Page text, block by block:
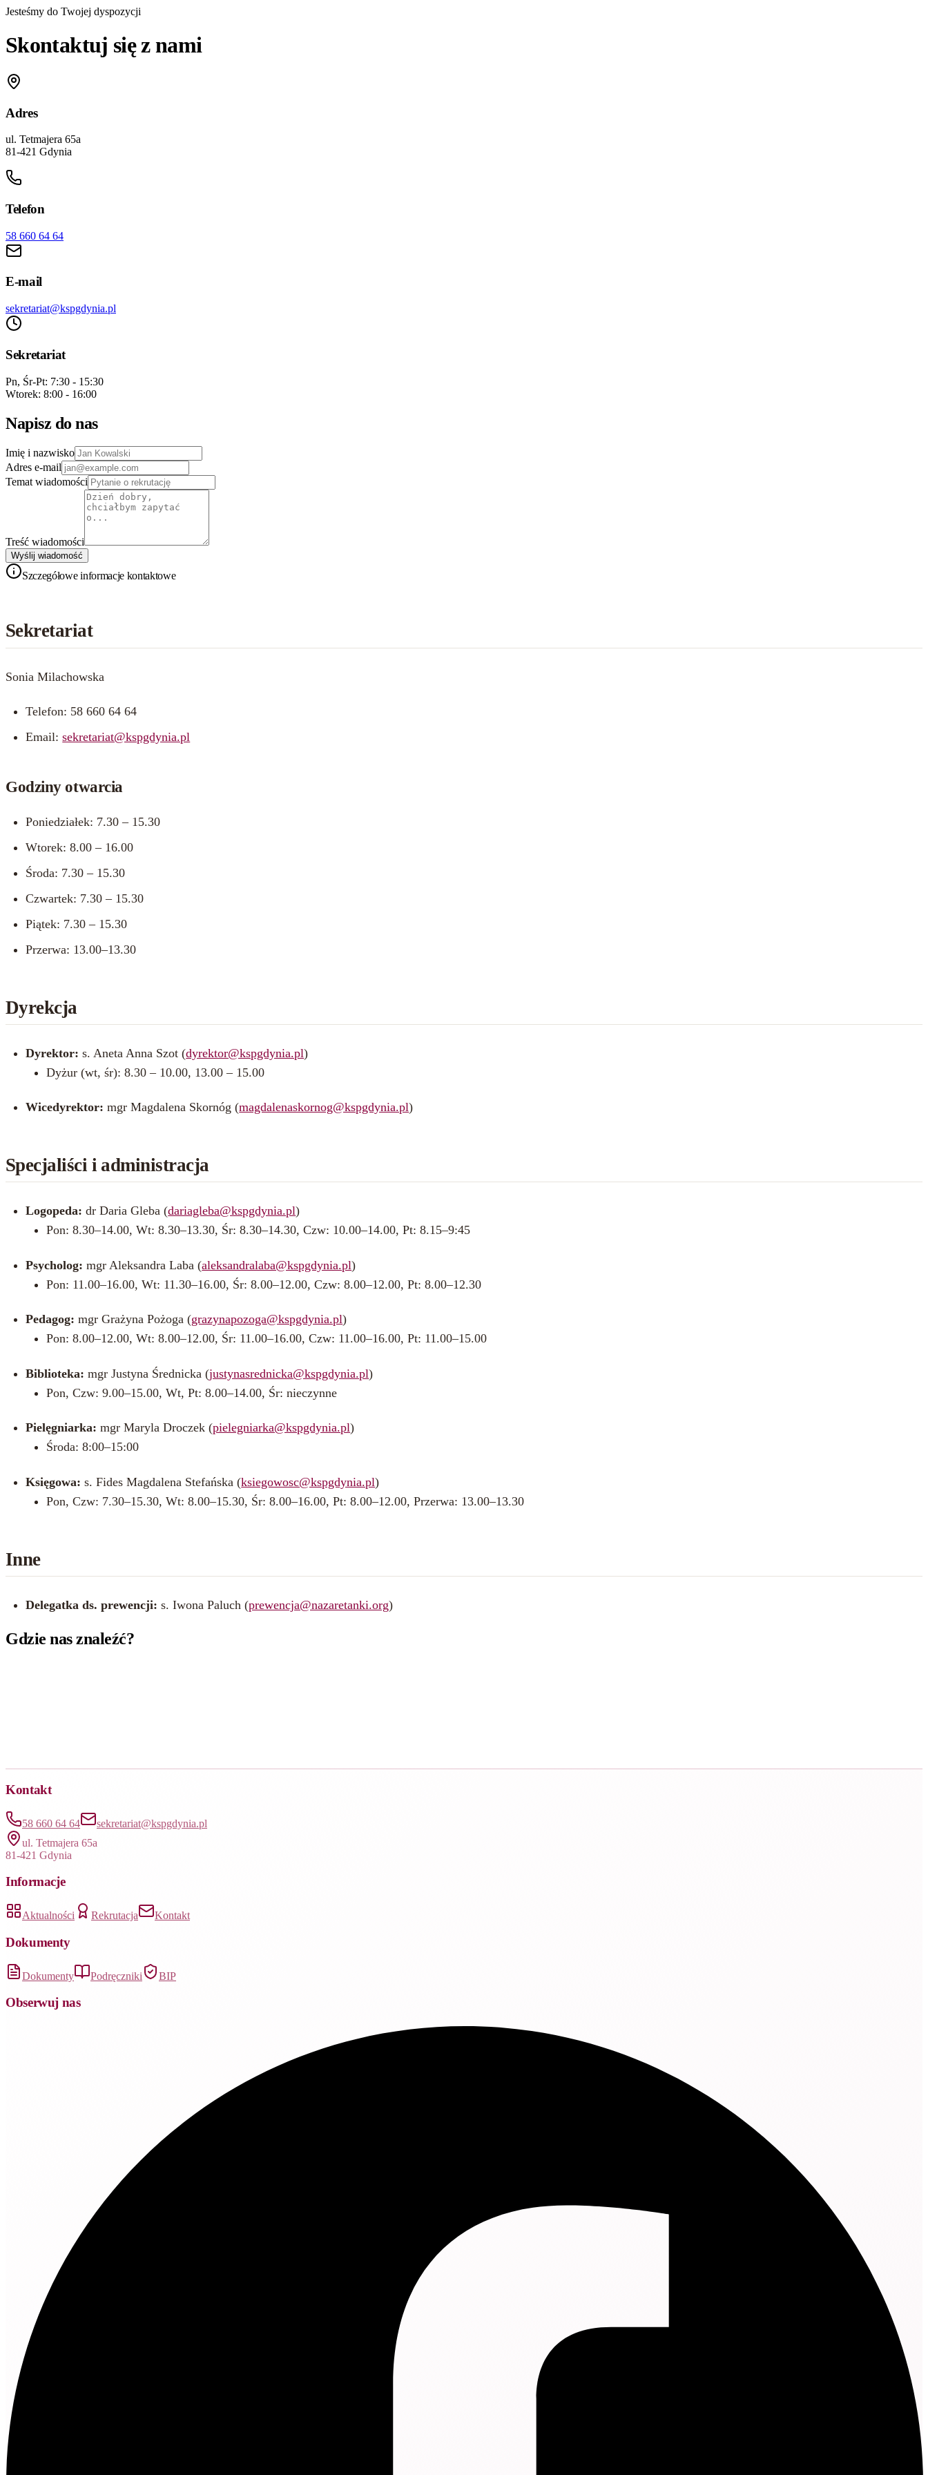
Jesteśmy do Twojej dyspozycji
Skontaktuj się znami
Adres
ul. Tetmajera 65a
81-421 Gdynia
Telefon
58 660 64 64
E-mail
sekretariat@kspgdynia.pl
Sekretariat
Pn, Śr-Pt: 7:30 - 15:30
Wtorek: 8:00 - 16:00
Napisz do nas
Imię i nazwisko
Adres e-mail
Temat wiadomości
Treść wiadomości
Wyślij wiadomość
Szczegółowe informacje kontaktowe
Sekretariat
Sonia Milachowska
Telefon: 58 660 64 64
Email:sekretariat@kspgdynia.pl
Godziny otwarcia
Poniedziałek: 7.30 – 15.30
Wtorek: 8.00 – 16.00
Środa: 7.30 – 15.30
Czwartek: 7.30 – 15.30
Piątek: 7.30 – 15.30
Przerwa: 13.00–13.30
Dyrekcja
Dyrektor: s. Aneta Anna Szot (dyrektor@kspgdynia.pl)
Dyżur (wt, śr): 8.30 – 10.00, 13.00 – 15.00
Wicedyrektor: mgr Magdalena Skornóg (magdalenaskornog@kspgdynia.pl)
Specjaliści i administracja
Logopeda: dr Daria Gleba (dariagleba@kspgdynia.pl)
Pon: 8.30–14.00, Wt: 8.30–13.30, Śr: 8.30–14.30, Czw: 10.00–14.00, Pt: 8.15–9:45
Psycholog: mgr Aleksandra Laba (aleksandralaba@kspgdynia.pl)
Pon: 11.00–16.00, Wt: 11.30–16.00, Śr: 8.00–12.00, Czw: 8.00–12.00, Pt: 8.00–12.30
Pedagog: mgr Grażyna Pożoga (grazynapozoga@kspgdynia.pl)
Pon: 8.00–12.00, Wt: 8.00–12.00, Śr: 11.00–16.00, Czw: 11.00–16.00, Pt: 11.00–15.00
Biblioteka: mgr Justyna Średnicka (justynasrednicka@kspgdynia.pl)
Pon, Czw: 9.00–15.00, Wt, Pt: 8.00–14.00, Śr: nieczynne
Pielęgniarka: mgr Maryla Droczek (pielegniarka@kspgdynia.pl)
Środa: 8:00–15:00
Księgowa: s. Fides Magdalena Stefańska (ksiegowosc@kspgdynia.pl)
Pon, Czw: 7.30–15.30, Wt: 8.00–15.30, Śr: 8.00–16.00, Pt: 8.00–12.00, Przerwa: 13.00–13.30
Inne
Delegatka ds. prewencji: s. Iwona Paluch (prewencja@nazaretanki.org)
Gdzie nasznaleźć?
Kontakt
58 660 64 64
sekretariat@kspgdynia.pl
ul. Tetmajera 65a
81-421 Gdynia
Informacje
Aktualności Rekrutacja Kontakt
Dokumenty
Dokumenty Podręczniki BIP
Obserwuj nas